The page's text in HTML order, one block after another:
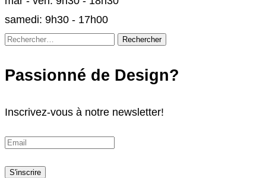
samedi: 9h30 - 17h00
Rechercher :
Passionné de Design?
Inscrivez-vous à notre newsletter!
S'inscrire